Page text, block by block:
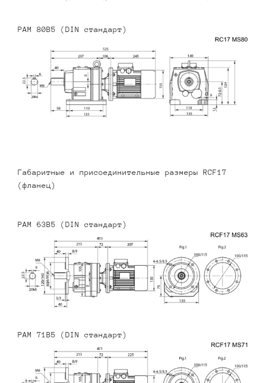
PAM 80B5 (DIN стандарт)
Габаритные и присоединительные размеры RCF17
(фланец)
PAM 63B5 (DIN стандарт)
PAM 71B5 (DIN стандарт)